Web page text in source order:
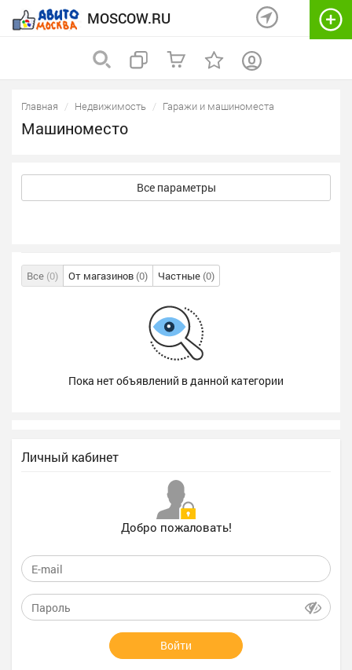
MOSCOW.RU
Главная Недвижимость Гаражи и машиноместа
Машиноместо
Все параметры
Все (0) От магазинов (0) Частные (0)
Пока нет объявлений в данной категории
Личный кабинет
Добро пожаловать!
Войти